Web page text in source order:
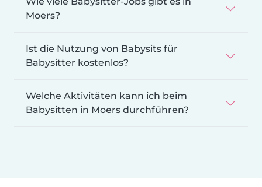
Moers?
Ist die Nutzung von Babysits für
Babysitter kostenlos?
Welche Aktivitäten kann ich beim
Babysitten in Moers durchführen?